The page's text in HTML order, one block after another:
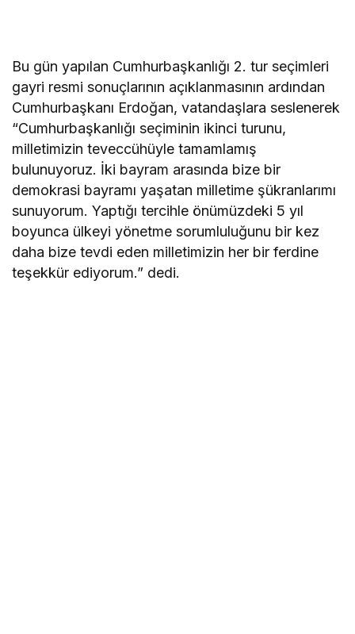
Bu gün yapılan Cumhurbaşkanlığı 2. tur seçimleri
gayri resmi sonuçlarının açıklanmasının ardından
Cumhurbaşkanı Erdoğan, vatandaşlara seslenerek
“Cumhurbaşkanlığı seçiminin ikinci turunu,
milletimizin teveccühüyle tamamlamış
bulunuyoruz. İki bayram arasında bize bir
demokrasi bayramı yaşatan milletime şükranlarımı
sunuyorum. Yaptığı tercihle önümüzdeki 5 yıl
boyunca ülkeyi yönetme sorumluluğunu bir kez
daha bize tevdi eden milletimizin her bir ferdine
teşekkür ediyorum.” dedi.